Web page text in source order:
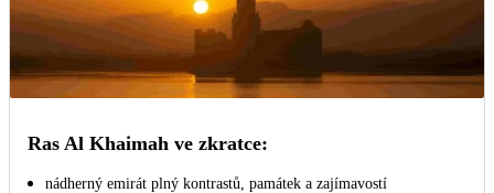
Ras Al Khaimah ve zkratce:
nádherný emirát plný kontrastů, památek a zajímavostí